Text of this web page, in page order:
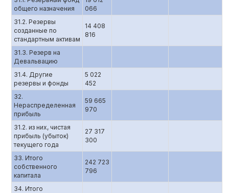
общего назначения
066
31.2. Резервы
созданные по
стандартным активам
14 408
816
31.3. Резерв на
Девальвацию
31.4. Другие
резервы и фонды
5 022
452
32.
Нераспределенная
прибыль
59 665
970
31.2. из них, чистая
прибыль (убыток)
текущего года
27 317
300
33. Итого
собственного
капитала
242 723
796
34. Итого